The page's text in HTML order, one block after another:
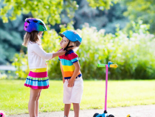
Jak
na
bezpečné
sportování
s
dětmi
v
létě